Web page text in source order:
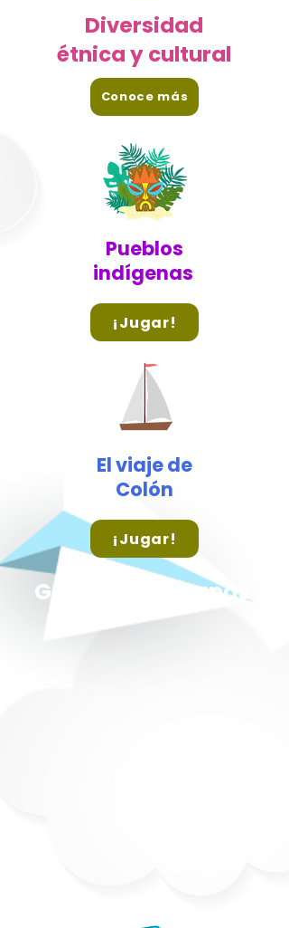
Diversidad
étnica y cultural
Conoce más
Pueblos
indígenas
¡Jugar!
El viaje de
Colón
¡Jugar!
Geografía y Mapas